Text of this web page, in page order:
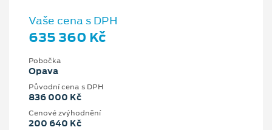
Vaše cena s DPH
635 360 Kč
Pobočka
Opava
Původní cena s DPH
836 000 Kč
Cenové zvýhodnění
200 640 Kč